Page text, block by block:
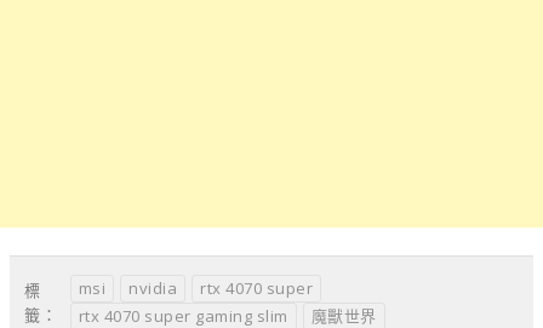
標
籤：
msi nvidia
rtx 4070 super
rtx 4070 super gaming slim
魔獸世界